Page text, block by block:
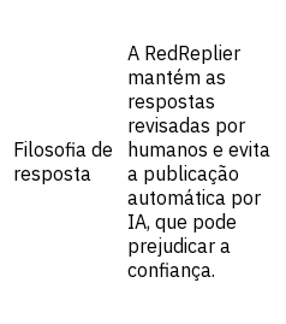
Filosofia de
resposta
A RedReplier
mantém as
respostas
revisadas por
humanos e evita
a publicação
automática por
IA, que pode
prejudicar a
confiança.